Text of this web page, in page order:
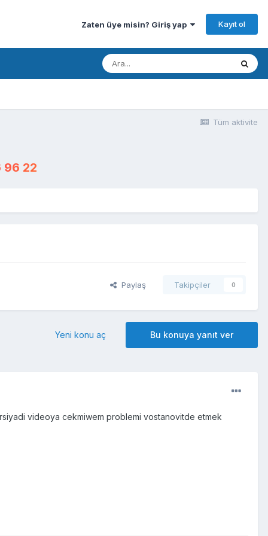
Zaten üye misin? Giriş yap Kayıt ol
Tüm aktivite
96 22
Paylaş Takipçiler 0
Bu konuya yanıt ver
Yeni konu aç
videoya cekmiwem problemi vostanovitde etmek